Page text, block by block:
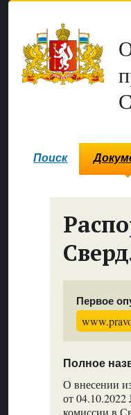
Поиск
Первое
Полное
О внесении
от
комиссии в